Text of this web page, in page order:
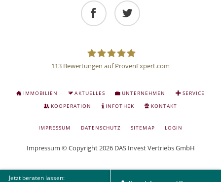
Jetzt beraten lassen:
Anlage
und
113 Bewertungen auf ProvenExpert.com
NAVIGATION
ÜBERSPRINGEN
IMMOBILIEN AKTUELLES UNTERNEHMEN
SERVICE
KOOPERATION
INFOTHEK KONTAKT
NAVIGATION
IMPRESSUM DATENSCHUTZ SITEMAP LOGIN
Impressum © Copyright 2026 DAS Invest Vertriebs GmbH